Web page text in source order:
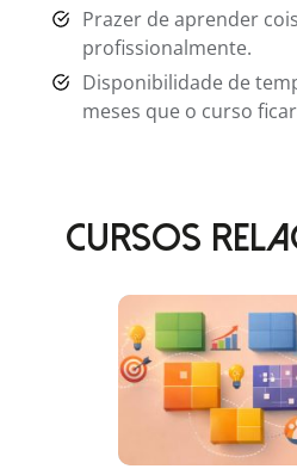
Prazer de aprender
profissionalmente.
Disponibilidade de
meses que o curso
CURSOS